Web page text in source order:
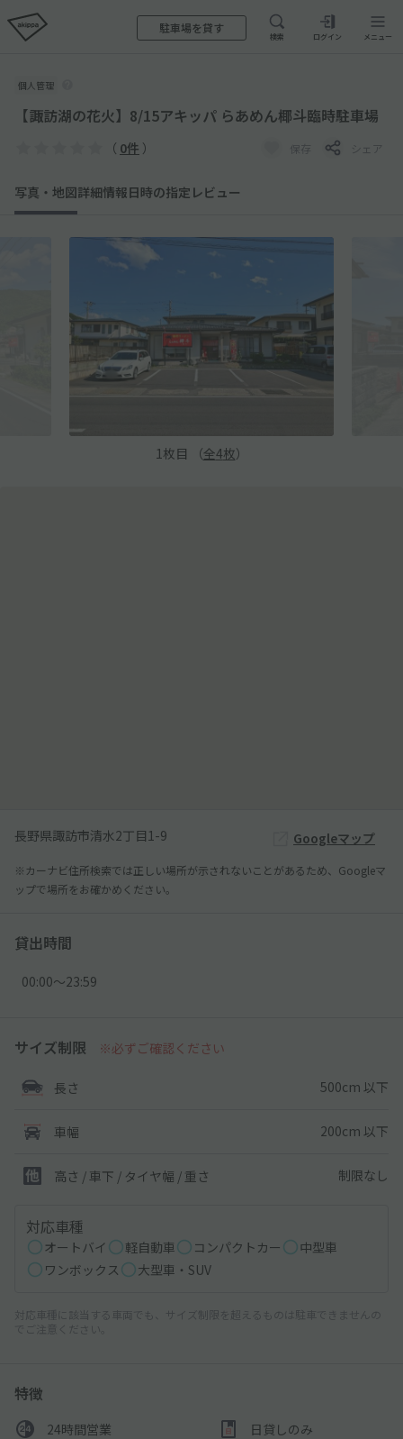
駐車場を貸す
検索 ログイン メニュー
個人管理
【諏訪湖の花火】8/15アキッパ らあめん椰斗臨時駐車場
（ 0件 ） 保存 シェア
写真・地図詳細情報日時の指定 レビュー
1 枚目 （全4枚）
長野県諏訪市清水2丁目1-9 Googleマップ
※カーナビ住所検索では正しい場所が示されないことがあるため、Googleマ
ップで場所をお確かめください。
貸出時間
00:00〜23:59
サイズ制限 ※必ずご確認ください
長さ 500cm 以下
車幅 200cm 以下
高さ / 車下 / タイヤ幅 / 重さ 制限なし
対応車種
オートバイ 軽自動車 コンパクトカー
中型車
ワンボックス
大型車・SUV
対応車種に該当する車両でも、サイズ制限を超えるものは駐車できませんの
でご注意ください。
特徴
24時間営業 日貸しのみ